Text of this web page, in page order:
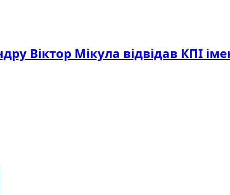
Віктор Мікула відвідав КПІ